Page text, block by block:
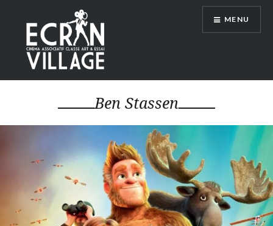
contenu
principal
ÉCRAN VILLAGE
MENU
Ben Stassen